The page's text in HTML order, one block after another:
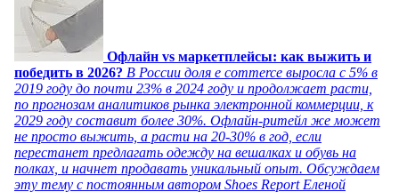
Офлайн vs маркетплейсы: как выжить и
победить в 2026? В России доля e commerce выросла с 5% в
2019 году до почти 23% в 2024 году и продолжает расти,
по прогнозам аналитиков рынка электронной коммерции, к
2029 году составит более 30%. Офлайн-ритейл же может
не просто выжить, а расти на 20-30% в год, если
перестанет предлагать одежду на вешалках и обувь на
полках, и начнет продавать уникальный опыт. Обсуждаем
эту тему с постоянным автором Shoes Report Еленой